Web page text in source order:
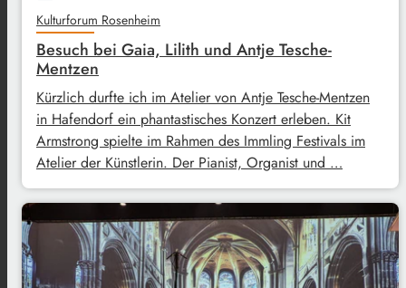
Kulturforum Rosenheim
Besuch bei Gaia, Lilith und Antje Tesche-
Mentzen
Kürzlich durfte ich im Atelier von Antje Tesche-Mentzen
in Hafendorf ein phantastisches Konzert erleben. Kit
Armstrong spielte im Rahmen des Immling Festivals im
Atelier der Künstlerin. Der Pianist, Organist und …